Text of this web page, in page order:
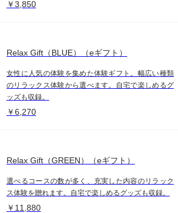
￥3,850
Relax Gift（BLUE）（eギフト）
女性に人気の体験を集めた体験ギフト。幅広い種類
のリラックス体験から選べます。自宅で楽しめるグ
ッズも収録。
￥6,270
Relax Gift（GREEN）（eギフト）
選べるコースの数が多く、充実した内容のリラック
ス体験を贈れます。自宅で楽しめるグッズも収録。
￥11,880